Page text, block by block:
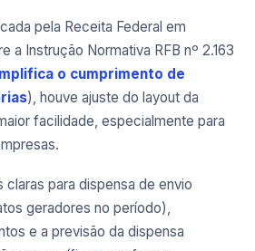
pela Receita Federal em
a Instrução Normativa RFB nº 2.163
o cumprimento de
), houve ajuste do layout da
facilidade, especialmente para
claras para dispensa de envio
geradores no período),
e a previsão da dispensa